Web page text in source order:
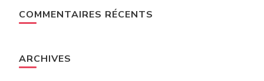
COMMENTAIRES RÉCENTS
ARCHIVES